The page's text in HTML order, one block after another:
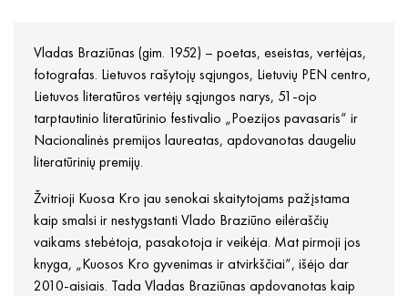
Vladas Braziūnas (gim. 1952) – poetas, eseistas, vertėjas,
fotografas. Lietuvos rašytojų sąjungos, Lietuvių PEN centro,
Lietuvos literatūros vertėjų sąjungos narys, 51-ojo
tarptautinio literatūrinio festivalio „Poezijos pavasaris“ ir
Nacionalinės premijos laureatas, apdovanotas daugeliu
literatūrinių premijų.
Žvitrioji Kuosa Kro jau senokai skaitytojams pažįstama
kaip smalsi ir nestygstanti Vlado Braziūno eilėraščių
vaikams stebėtoja, pasakotoja ir veikėja. Mat pirmoji jos
knyga, „Kuosos Kro gyvenimas ir atvirkščiai“, išėjo dar
2010-aisiais. Tada Vladas Braziūnas apdovanotas kaip